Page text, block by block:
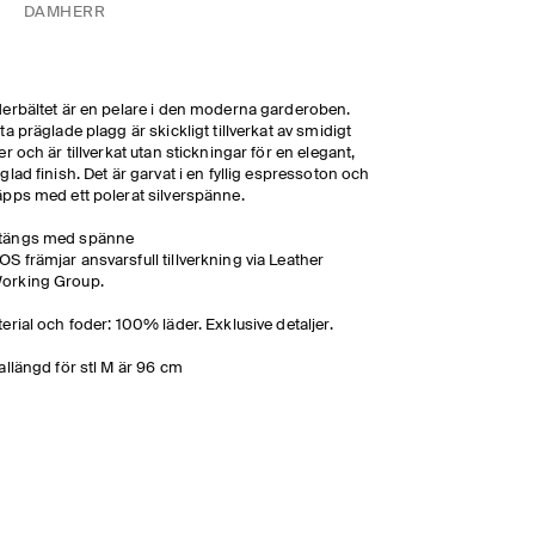
DAM HERR
är en pelare i den moderna garderoben.
präglade plagg är skickligt tillverkat av smidigt
och är tillverkat utan stickningar för en elegant,
finish. Det är garvat i en fyllig espressoton och
med ett polerat silverspänne.
med spänne
främjar ansvarsfull tillverkning via Leather
Group.
och foder: 100% läder. Exklusive detaljer.
för stl M är 96 cm